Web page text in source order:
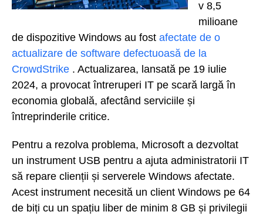
v 8,5
milioane
de dispozitive Windows au fost afectate de o
actualizare de software defectuoasă de la
CrowdStrike . Actualizarea, lansată pe 19 iulie
2024, a provocat întreruperi IT pe scară largă în
economia globală, afectând serviciile și
întreprinderile critice.
Pentru a rezolva problema, Microsoft a dezvoltat
un instrument USB pentru a ajuta administratorii IT
să repare clienții și serverele Windows afectate.
Acest instrument necesită un client Windows pe 64
de biți cu un spațiu liber de minim 8 GB și privilegii